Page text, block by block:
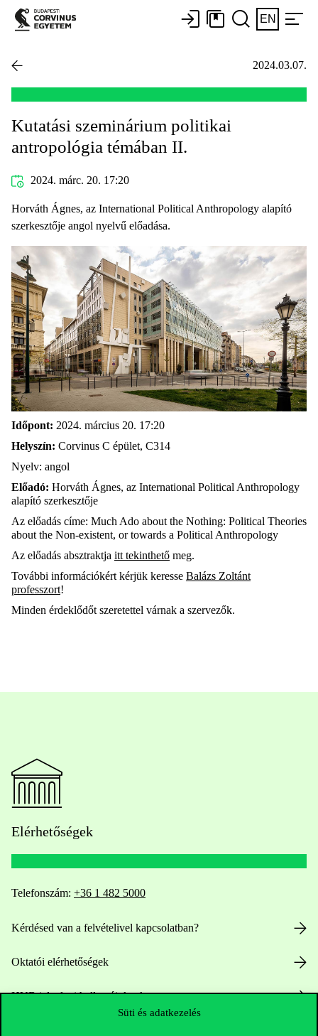
Süti és adatkezelés
EN
2024.03.07.
Kutatási szeminárium politikai
antropológia témában II.
2024. márc. 20. 17:20
Horváth Ágnes, az International Political Anthropology alapító
szerkesztője angol nyelvű előadása.
Időpont: 2024. március 20. 17:20
Helyszín: Corvinus C épület, C314
Nyelv: angol
Előadó: Horváth Ágnes, az International Political Anthropology
alapító szerkesztője
Az előadás címe: Much Ado about the Nothing: Political Theories
about the Non-existent, or towards a Political Anthropology
Az előadás absztraktja itt tekinthető meg.
További információkért kérjük keresse Balázs Zoltánt
professzort!
Minden érdeklődőt szeretettel várnak a szervezők.
Elérhetőségek
Telefonszám: +36 1 482 5000
Kérdésed van a felvételivel kapcsolatban?
Oktatói elérhetőségek
HUB jelenlegi hallgatóinknak